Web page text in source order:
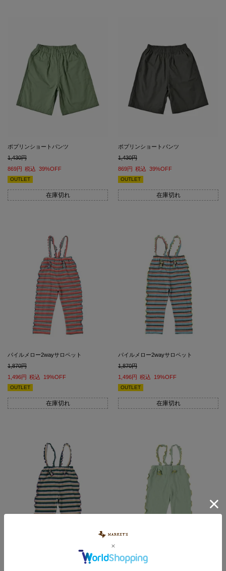
ポプリンショートパンツ
1,430
869
税込 39%OFF
OUTLET
在庫切れ
ポプリンショートパンツ
1,430
869
税込 39%OFF
OUTLET
在庫切れ
パイルメロー2wayサロペット
1,870
1,496
税込 19%OFF
OUTLET
在庫切れ
パイルメロー2wayサロペット
1,870
1,496
税込 19%OFF
OUTLET
在庫切れ
パイルメロー2wayサロペット